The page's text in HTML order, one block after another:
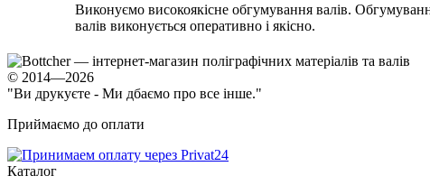
Виконуємо високоякісне обгумування валів.
валів виконується оперативно і якісно.
© 2014—2026
"Ви друкуєте - Ми дбаємо про все інше."
Приймаємо до оплати
Каталог